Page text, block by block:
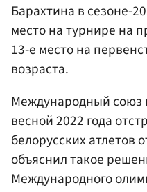
Барахтина в сезоне-
место на турнире на
13‑е место на
возраста.
Международный союз
весной 2022 года
белорусских атлетов
объяснил такое
Международного